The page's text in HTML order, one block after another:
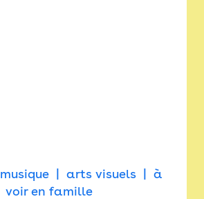
musique arts visuels
à
voir en famille